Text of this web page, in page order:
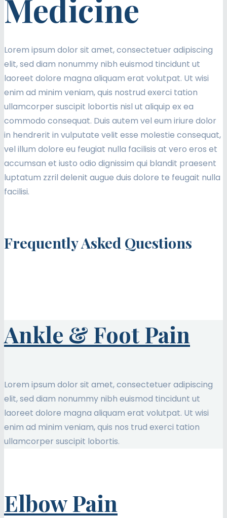
Medicine
Lorem ipsum dolor sit amet, consectetuer adipiscing
elit, sed diam nonummy nibh euismod tincidunt ut
laoreet dolore magna aliquam erat volutpat. Ut wisi
enim ad minim veniam, quis nostrud exerci tation
ullamcorper suscipit lobortis nisl ut aliquip ex ea
commodo consequat. Duis autem vel eum iriure dolor
in hendrerit in vulputate velit esse molestie consequat,
vel illum dolore eu feugiat nulla facilisis at vero eros et
accumsan et iusto odio dignissim qui blandit praesent
luptatum zzril delenit augue duis dolore te feugait nulla
facilisi.
Frequently Asked Questions
Ankle & Foot Pain
Lorem ipsum dolor sit amet, consectetuer adipiscing
elit, sed diam nonummy nibh euismod tincidunt ut
laoreet dolore magna aliquam erat volutpat. Ut wisi
enim ad minim veniam, quis nos trud exerci tation
ullamcorper suscipit lobortis.
Elbow Pain